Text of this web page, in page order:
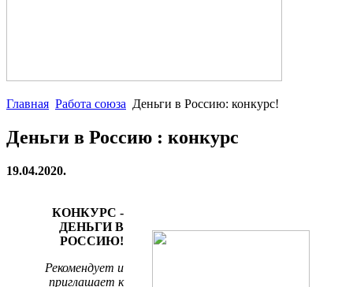
Главная Работа союза Деньги в Россию: конкурс!
Деньги в Россию : конкурс
19.04.2020.
КОНКУРС -
ДЕНЬГИ В
РОССИЮ!
Рекомендует и
приглашает к